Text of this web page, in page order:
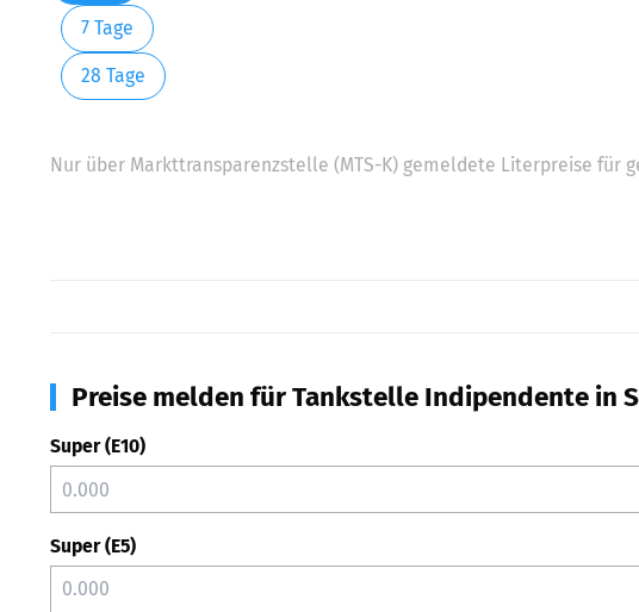
7 Tage
28 Tage
Nur über Markttransparenzstelle (MTS-K) gemeldete Literpreise für
Preise melden für Tankstelle Indipendente in
Super (E10)
Super (E5)